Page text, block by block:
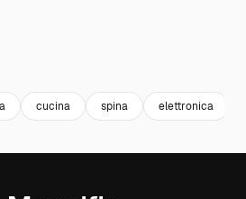
cucina spina elettronica